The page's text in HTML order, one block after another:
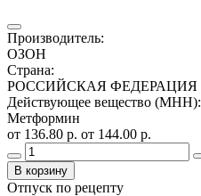
Производитель:
ОЗОН
Страна:
РОССИЙСКАЯ ФЕДЕРАЦИЯ
Действующее вещество (МНН):
Метформин
от 136.80 р. от 144.00 р.
В корзину
Отпуск по рецепту